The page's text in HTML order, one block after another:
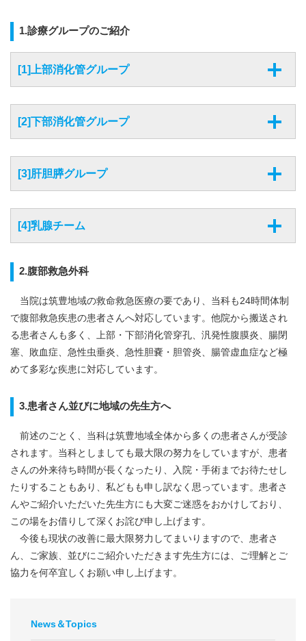
1.診療グループのご紹介
[1]上部消化管グループ
[2]下部消化管グループ
[3]肝胆膵グループ
[4]乳腺チーム
2.腹部救急外科
当院は筑豊地域の救命救急医療の要であり、当科も24時間体制
で腹部救急疾患の患者さんへ対応しています。他院から搬送され
る患者さんも多く、上部・下部消化管穿孔、汎発性腹膜炎、腸閉
塞、敗血症、急性虫垂炎、急性胆嚢・胆管炎、腸管虚血症など極
めて多彩な疾患に対応しています。
3.患者さん並びに地域の先生方へ
前述のごとく、当科は筑豊地域全体から多くの患者さんが受診
されます。当科としましても最大限の努力をしていますが、患者
さんの外来待ち時間が長くなったり、入院・手術までお待たせし
たりすることもあり、私どもも申し訳なく思っています。患者さ
んやご紹介いただいた先生方にも大変ご迷惑をおかけしており、
この場をお借りして深くお詫び申し上げます。
今後も現状の改善に最大限努力してまいりますので、患者さ
ん、ご家族、並びにご紹介いただきます先生方には、ご理解とご
協力を何卒宜しくお願い申し上げます。
News＆Topics